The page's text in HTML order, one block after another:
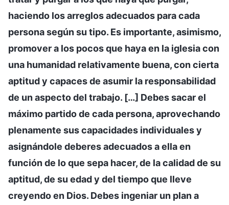
haciendo los arreglos adecuados para cada
persona según su tipo. Es importante, asimismo,
promover a los pocos que haya en la iglesia con
una humanidad relativamente buena, con cierta
aptitud y capaces de asumir la responsabilidad
de un aspecto del trabajo. […] Debes sacar el
máximo partido de cada persona, aprovechando
plenamente sus capacidades individuales y
asignándole deberes adecuados a ella en
función de lo que sepa hacer, de la calidad de su
aptitud, de su edad y del tiempo que lleve
creyendo en Dios. Debes ingeniar un plan a